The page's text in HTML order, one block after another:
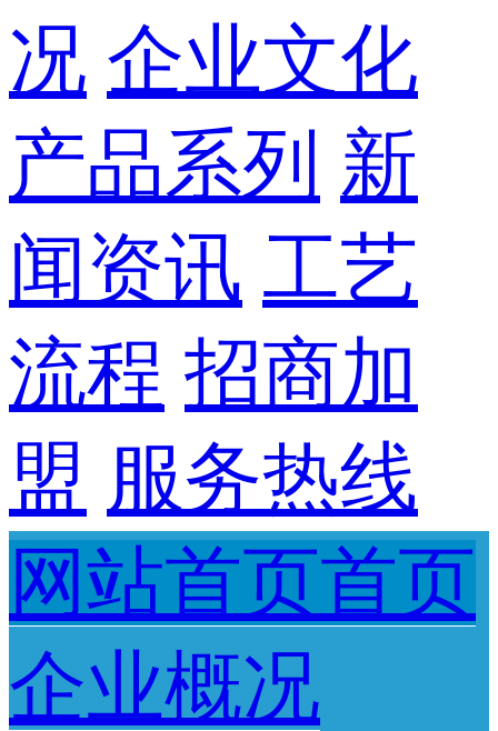
况 企业文化
产品系列 新
闻资讯 工艺
流程 招商加
盟 服务热线
网站首页首页
企业概况